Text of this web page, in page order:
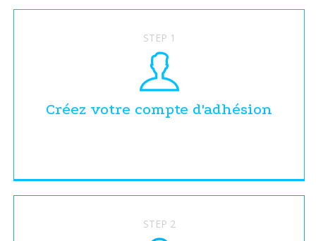
STEP 1
Créez votre compte d'adhésion
STEP 2